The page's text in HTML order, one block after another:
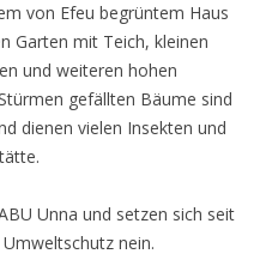
von Efeu begrüntem Haus
Garten mit Teich, kleinen
und weiteren hohen
gefällten Bäume sind
dienen vielen Insekten und
Unna und setzen sich seit
nein.